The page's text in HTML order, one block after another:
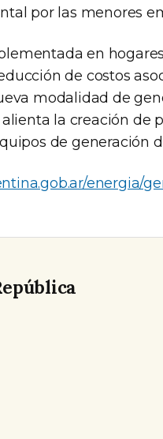
por las menores
en
de costos
modalidad de
la creación de
de generación
energia/